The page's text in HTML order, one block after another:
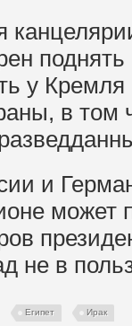
у Кремля
в том
и
может
не в
Египет Ирак